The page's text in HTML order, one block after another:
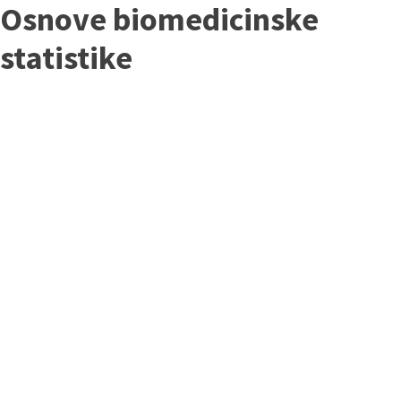
Osnove biomedicinske
statistike